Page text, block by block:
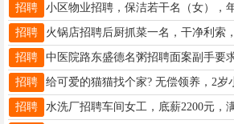
招聘
招聘
招聘
招聘
招聘